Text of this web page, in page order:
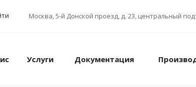
Москва,5-й Донской проезд, д. 23, центральный
Услуги Документация